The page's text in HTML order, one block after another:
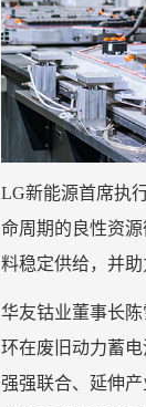
LG新能源首席执
命周期的良性资
料稳定供给，并
华友钴业董事长
环在废旧动力蓄
强强联合、延伸